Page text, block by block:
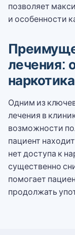
позволяет
и особенности
лечения:
Одним из
лечения в
возможности
пациент
нет доступа к
существенно
помогает
продолжать